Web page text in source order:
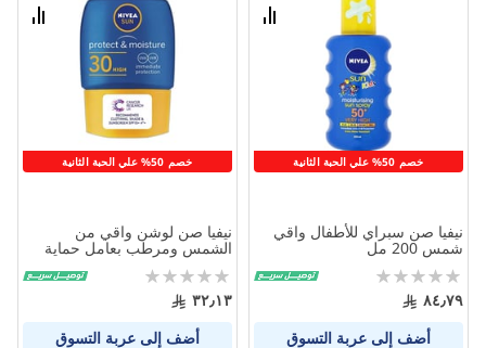
خصم 50% علي الحبة الثانية
قارن
نيفيا صن سبراي للأطفال واقي
شمس 200 مل
Rating:
0%
٨٤٫٧٩
أضف إلى عربة التسوق
خصم 50% علي الحبة الثانية
قارن
نيفيا صن لوشن واقي من
الشمس ومرطب بعامل حماية
Rating:
0%
٣٢٫١٣
أضف إلى عربة التسوق